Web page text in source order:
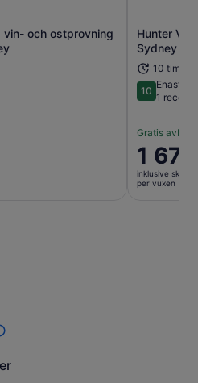
vin- och ostprovning
i ny flik
Hunter
Sydney
10 tim
1010 av 10
1
Gratis
Priset
är
1 672 kr
1
inklusive
per vuxen